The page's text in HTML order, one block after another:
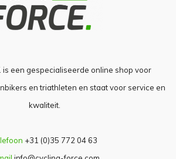
is een gespecialiseerde online shop voor
en triathleten en staat voor service en
kwaliteit.
+31 (0)35 772 04 63